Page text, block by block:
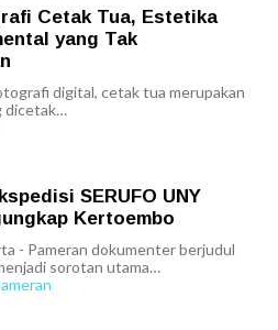
Cetak Tua, Estetika
yang Tak
digital, cetak tua merupakan
dicetak…
SERUFO UNY
Kertoembo
- Pameran dokumenter berjudul
sorotan utama…